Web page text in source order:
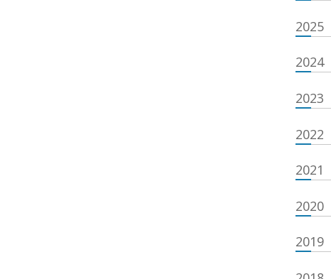
2025
2024
2023
2022
2021
2020
2019